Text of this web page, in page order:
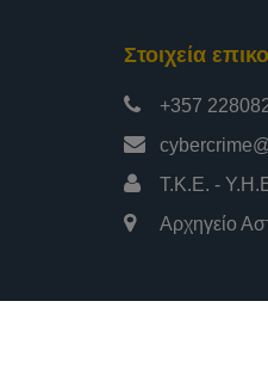
Στοιχεία
+357
Τ.Κ.Ε. -
Αρχηγείο